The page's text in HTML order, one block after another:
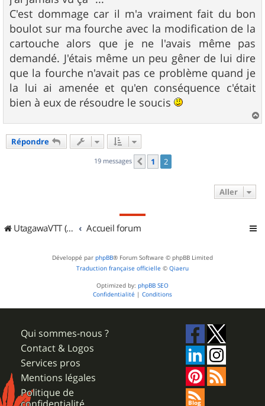
C'est dommage car il m'a vraiment fait du bon
boulot sur ma fourche avec la modification de la
cartouche alors que je ne l'avais même pas
demandé. J'étais même un peu gêner de lui dire
que la fourche n'avait pas ce problème quand je
la lui ai amenée et qu'en conséquence c'était
bien à eux de résoudre le soucis
a
Répondre
19 messages Précédent
1 2
Aller
UtagawaVTT (Randos VTT et VTTAE avec traces GPS) Accueil forum
Développé par phpBB® Forum Software © phpBB Limited
Traduction française officielle © Qiaeru
Optimized by: phpBB SEO
Confidentialité | Conditions
Qui sommes-nous ?
Contact & Logos
Services pros
Mentions légales
Politique de